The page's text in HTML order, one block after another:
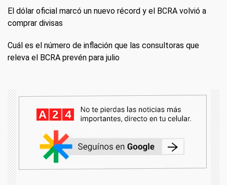
El dólar oficial marcó un nuevo récord y el BCRA volvió a
comprar divisas
Cuál es el número de inflación que las consultoras que
releva el BCRA prevén para julio